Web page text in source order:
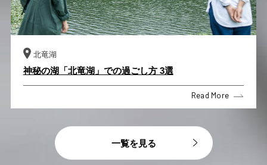
北竜湖
神秘の湖「北竜湖」での過ごし方 3選
Read More
一覧を見る